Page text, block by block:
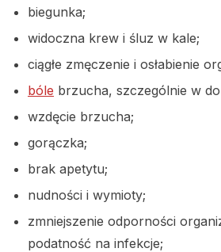
biegunka;
widoczna krew i śluz w kale;
ciągłe zmęczenie i osłabienie
bóle brzucha, szczególnie w
wzdęcie brzucha;
gorączka;
brak apetytu;
nudności i wymioty;
zmniejszenie odporności
podatność na infekcje;